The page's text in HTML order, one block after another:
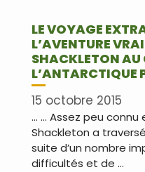
LE VOYAGE
L’AVENTURE
SHACKLETON
L’ANTARCTIQUE
15 octobre 2015
… … Assez peu connu
Shackleton a
suite d’un nombre
difficultés et de …